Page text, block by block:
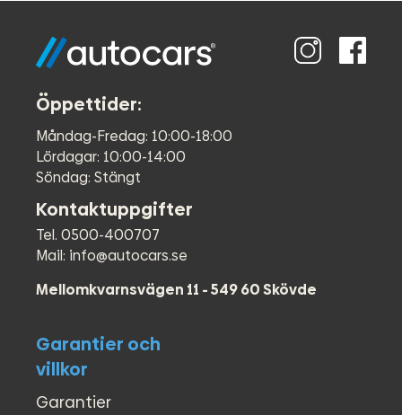
Öppettider:
Måndag-Fredag: 10:00-18:00
Lördagar: 10:00-14:00
Söndag: Stängt
Kontaktuppgifter
Tel. 0500-400707
Mail: info@autocars.se
Mellomkvarnsvägen 11 - 549 60 Skövde
Garantier och
villkor
Garantier